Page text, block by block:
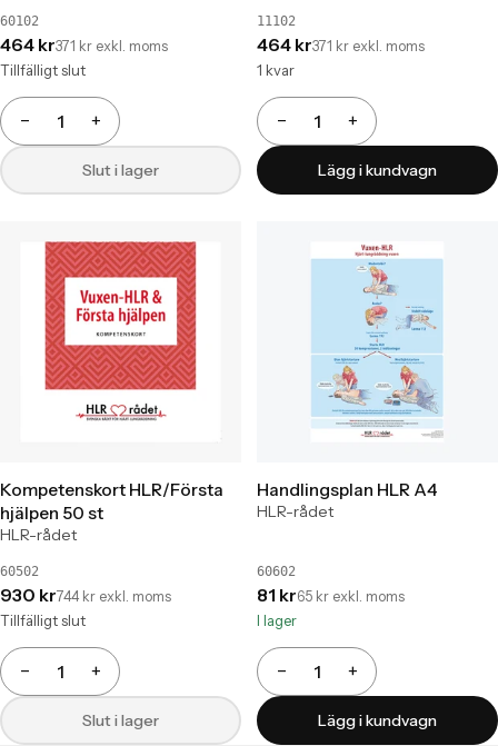
60102
464 kr371 kr exkl. moms
Tillfälligt slut
−
Antal +
Slut i lager
11102
464 kr371 kr exkl. moms
1 kvar
−
Antal +
Lägg i kundvagn
Kompetenskort HLR/Första
hjälpen 50 st
HLR-rådet
60502
930 kr744 kr exkl. moms
Tillfälligt slut
−
Antal +
Slut i lager
Handlingsplan HLR A4
HLR-rådet
60602
81 kr65 kr exkl. moms
I lager
−
Antal +
Lägg i kundvagn